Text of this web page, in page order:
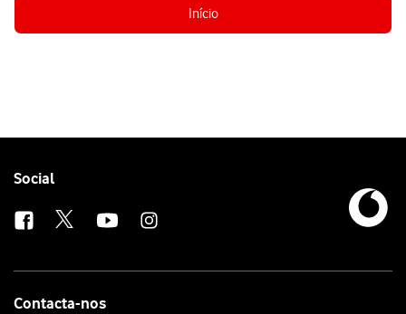
Início
Follow
Social
Contacta-nos